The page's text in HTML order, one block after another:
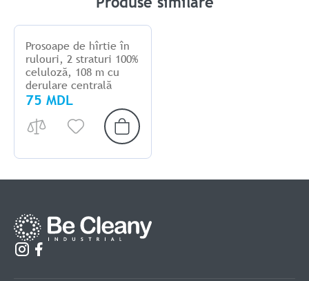
Prosoape de hîrtie în
rulouri, 2 straturi 100%
celuloză, 108 m cu
derulare centrală
75 MDL